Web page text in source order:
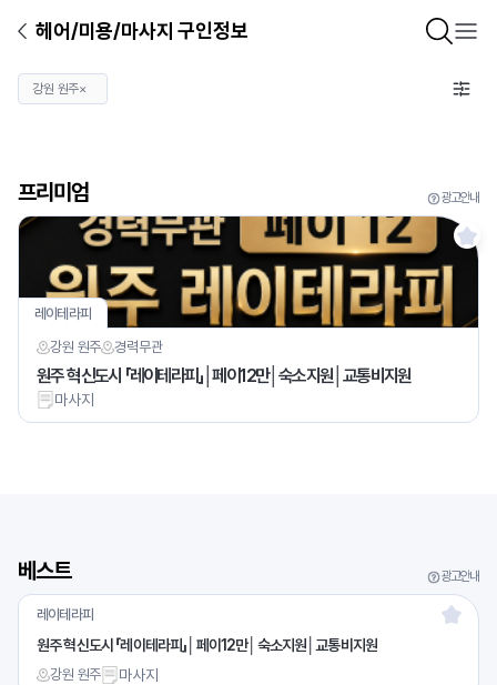
헤어/미용/마사지 구인정보
강원 원주×
프리미엄 광고안내
레이테라피
강원 원주
경력무관
원주 혁신도시 「레이테라피」│페이12만│숙소지원│교통비지원
마사지
베스트 광고안내
레이테라피
원주 혁신도시 「레이테라피」│페이12만│숙소지원│교통비지원
강원 원주 마사지